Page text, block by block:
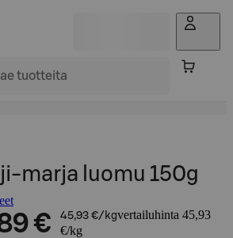
marja luomu 150g
€ 45,93 €/kgvertailuhinta 45,93
€/kg